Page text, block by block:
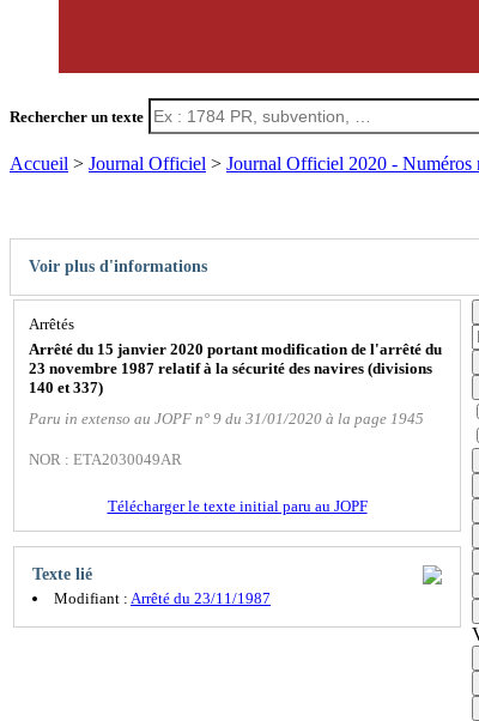
Rechercher un texte
Accueil > Journal Officiel > Journal Officiel 2020 - Numéros
Voir plus d'informations
Arrêtés
Arrêté du 15 janvier 2020 portant modification de l'arrêté du
23 novembre 1987 relatif à la sécurité des navires (divisions
140 et 337)
Paru in extenso au JOPF n° 9 du 31/01/2020 à la page 1945
NOR : ETA2030049AR
Télécharger le texte initial paru au JOPF
Texte lié
Modifiant : Arrêté du 23/11/1987